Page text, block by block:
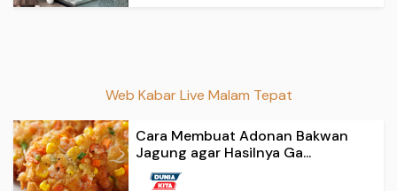
Web Kabar Live Malam Tepat
Cara Membuat Adonan Bakwan
Jagung agar Hasilnya Ga...